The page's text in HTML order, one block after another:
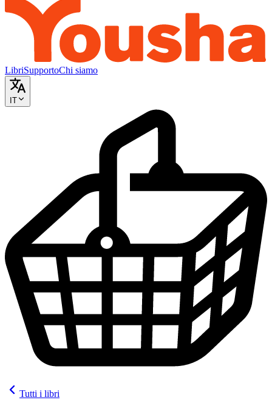
LibriSupportoChi siamo
IT
Tutti i libri